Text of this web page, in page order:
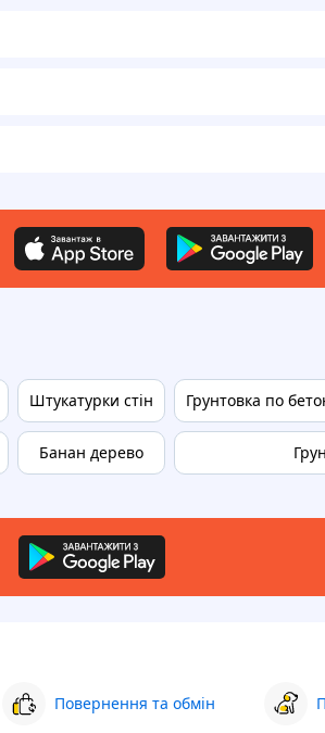
Штукатурки стін
Банан дерево
Грунтовка по
Повернення та обмін